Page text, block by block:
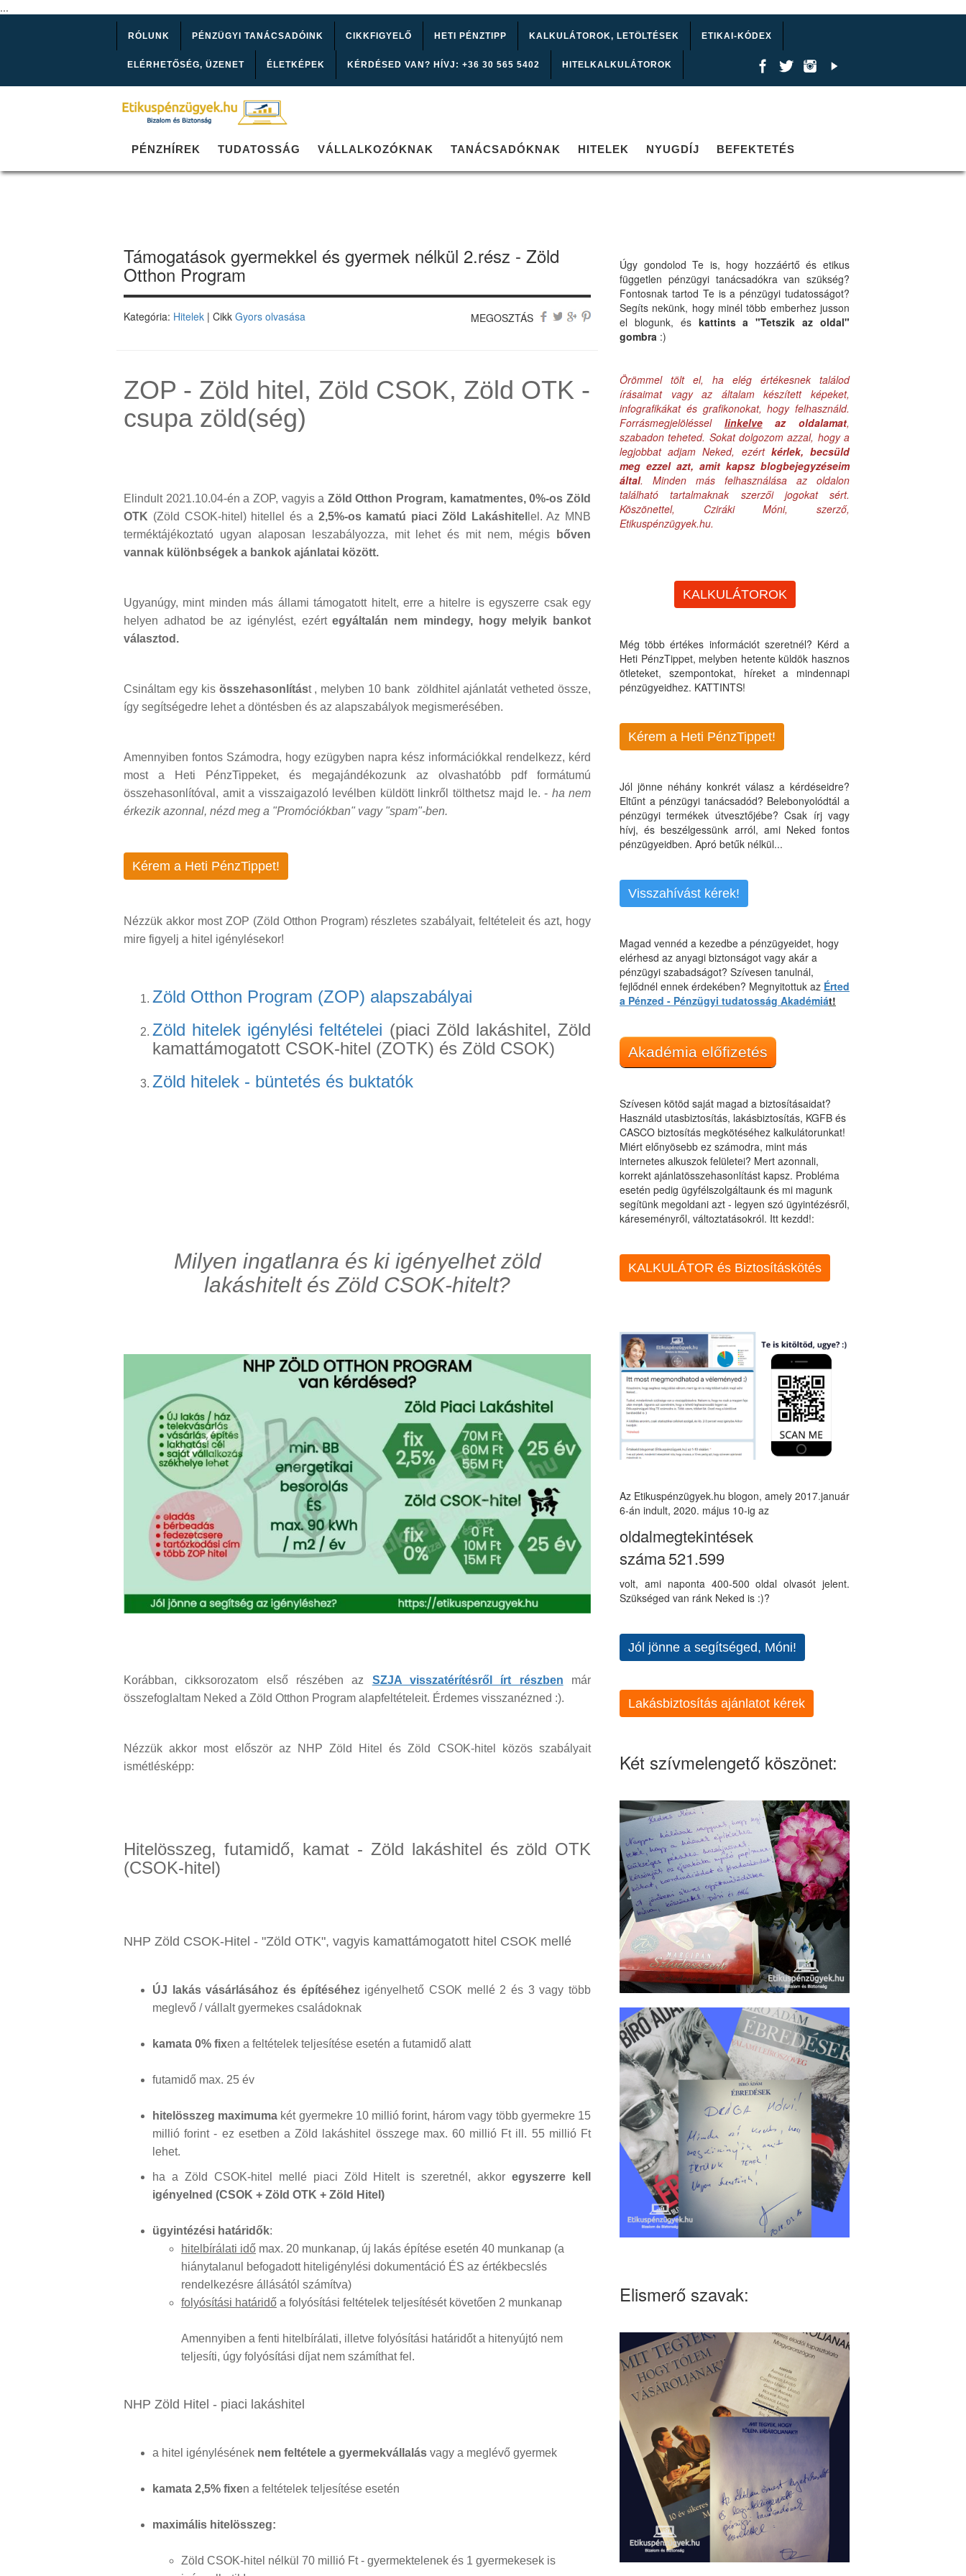
...
RÓLUNK PÉNZÜGYI TANÁCSADÓINK CIKKFIGYELŐ HETI PÉNZTIPP KALKULÁTOROK, LETÖLTÉSEK ETIKAI-KÓDEX
ELÉRHETŐSÉG, ÜZENET ÉLETKÉPEK KÉRDÉSED VAN? HÍVJ: +36 30 565 5402 HITELKALKULÁTOROK
PÉNZHÍREK TUDATOSSÁG VÁLLALKOZÓKNAK TANÁCSADÓKNAK HITELEK NYUGDÍJ BEFEKTETÉS
Támogatások gyermekkel és gyermek nélkül 2.rész - Zöld
Otthon Program
Kategória: Hitelek | Cikk Gyors olvasása MEGOSZTÁS
ZOP - Zöld hitel, Zöld CSOK, Zöld OTK -
csupa zöld(ség)
Elindult 2021.10.04-én a ZOP, vagyis a Zöld Otthon Program, kamatmentes, 0%-os Zöld
OTK (Zöld CSOK-hitel) hitellel és a 2,5%-os kamatú piaci Zöld Lakáshitel lel. Az MNB
terméktájékoztató ugyan alaposan leszabályozza, mit lehet és mit nem, mégis
bőven
vannak különbségek a bankok ajánlatai között.
Ugyanúgy, mint minden más állami támogatott hitelt, erre a hitelre is egyszerre csak egy
helyen adhatod be az igénylést, ezértegyáltalán nem mindegy, hogy melyik bankot
választod.
Csináltam egy kis összehasonlítást , melyben 10 bank zöldhitel ajánlatát vetheted össze,
így segítségedre lehet a döntésben és az alapszabályok megismerésében.
Amennyiben fontos Számodra, hogy ezügyben napra kész információkkal rendelkezz, kérd
most a Heti PénzTippeket, és megajándékozunk az olvashatóbb pdf formátumú
összehasonlítóval, amit a visszaigazoló levélben küldött linkről tölthetsz majd le. - ha nem
érkezik azonnal, nézd meg a "Promóciókban" vagy "spam"-ben.
Kérem a Heti PénzTippet!
Nézzük akkor most ZOP (Zöld Otthon Program) részletes szabályait, feltételeit és azt, hogy
mire figyelj a hitel igénylésekor!
Zöld Otthon Program (ZOP) alapszabályai
Zöld hitelek igénylési feltételei (piaci Zöld lakáshitel, Zöld
kamattámogatott CSOK-hitel (ZOTK) és Zöld CSOK)
Zöld hitelek - büntetés és buktatók
Milyen ingatlanra és ki igényelhet zöld
lakáshitelt és Zöld CSOK-hitelt?
Korábban, cikksorozatom első részében az SZJA visszatérítésről írt részben már
összefoglaltam Neked a Zöld Otthon Program alapfeltételeit. Érdemes visszanézned :).
Nézzük akkor most először az NHP Zöld Hitel és Zöld CSOK-hitel közös szabályait
ismétlésképp:
Hitelösszeg, futamidő, kamat - Zöld lakáshitel és zöld OTK
(CSOK-hitel)
NHP Zöld CSOK-Hitel - "Zöld OTK", vagyis kamattámogatott hitel CSOK mellé
ÚJ lakás vásárlásához és építéséhezigényelhető CSOK mellé 2 és 3 vagy több
meglevő / vállalt gyermekes családoknak
kamata 0% fixen a feltételek teljesítése esetén a futamidő alatt
futamidő max. 25 év
hitelösszeg maximuma két gyermekre 10 millió forint, három vagy több gyermekre 15
millió forint - ez esetben a Zöld lakáshitel összege max. 60 millió Ft ill. 55 millió Ft
lehet.
ha a Zöld CSOK-hitel mellé piaci Zöld Hitelt is szeretnél, akkoregyszerre kell
igényelned (CSOK + Zöld OTK + Zöld Hitel)
ügyintézési határidők:
hitelbírálati idő max. 20 munkanap, új lakás építése esetén 40 munkanap (a
hiánytalanul befogadott hiteligénylési dokumentáció ÉS az értékbecslés
rendelkezésre állásától számítva)
folyósítási határidő a folyósítási feltételek teljesítését követően 2 munkanap
Amennyiben a fenti hitelbírálati, illetve folyósítási határidőt a hitenyújtó nem
teljesíti, úgy folyósítási díjat nem számíthat fel.
NHP Zöld Hitel - piaci lakáshitel
a hitel igénylésének nem feltétele a gyermekvállalás vagy a meglévő gyermek
kamata 2,5% fixen a feltételek teljesítése esetén
maximális hitelösszeg:
Zöld CSOK-hitel nélkül 70 millió Ft - gyermektelenek és 1 gyermekesek is
Úgy gondolod Te is, hogy hozzáértő és etikus
független pénzügyi tanácsadókra van szükség?
Fontosnak tartod Te is a pénzügyi tudatosságot?
Segíts nekünk, hogy minél több emberhez jusson
el blogunk, és kattints a "Tetszik az oldal"
gombra :)
Örömmel tölt el, ha elég értékesnek találod
írásaimat vagy az általam készített képeket,
infografikákat és grafikonokat, hogy felhasználd.
Forrásmegjelöléssel linkelveaz oldalamat,
szabadon teheted. Sokat dolgozom azzal, hogy a
legjobbat adjam Neked, ezért kérlek, becsüld
meg ezzel azt, amit kapsz blogbejegyzéseim
által. Minden más felhasználása az oldalon
található tartalmaknak szerzői jogokat sért.
Köszönettel, Cziráki Móni, szerző,
Etikuspénzügyek.hu.
KALKULÁTOROK
Még több értékes információt szeretnél? Kérd a
Heti PénzTippet, melyben hetente küldök hasznos
ötleteket, szempontokat, híreket a mindennapi
pénzügyeidhez. KATTINTS!
Kérem a Heti PénzTippet!
Jól jönne néhány konkrét válasz a kérdéseidre?
Eltűnt a pénzügyi tanácsadód? Belebonyolódtál a
pénzügyi termékek útvesztőjébe? Csak írj vagy
hívj, és beszélgessünk arról, ami Neked fontos
pénzügyeidben. Apró betűk nélkül...
Visszahívást kérek!
Magad vennéd a kezedbe a pénzügyeidet, hogy
elérhesd az anyagi biztonságot vagy akár a
pénzügyi szabadságot? Szívesen tanulnál,
fejlődnél ennek érdekében? Megnyitottuk az Érted
a Pénzed - Pénzügyi tudatosság Akadémiát!
Akadémia előfizetés
Szívesen kötöd saját magad a biztosításaidat?
Használd utasbiztosítás, lakásbiztosítás, KGFB és
CASCO biztosítás megkötéséhez kalkulátorunkat!
Miért előnyösebb ez számodra, mint más
internetes alkuszok felületei? Mert azonnali,
korrekt ajánlatösszehasonlítást kapsz. Probléma
esetén pedig ügyfélszolgáltaunk és mi magunk
segítünk megoldani azt - legyen szó ügyintézésről,
káreseményről, változtatásokról. Itt kezdd!:
KALKULÁTOR és Biztosításkötés
Az Etikuspénzügyek.hu blogon, amely 2017.január
6-án indult, 2020. május 10-ig az
oldalmegtekintések
száma521.599
volt, ami naponta 400-500 oldal olvasót jelent.
Szükséged van ránk Neked is :)?
Jól jönne a segítséged, Móni!
Lakásbiztosítás ajánlatot kérek
Két szívmelengető köszönet:
Elismerő szavak: